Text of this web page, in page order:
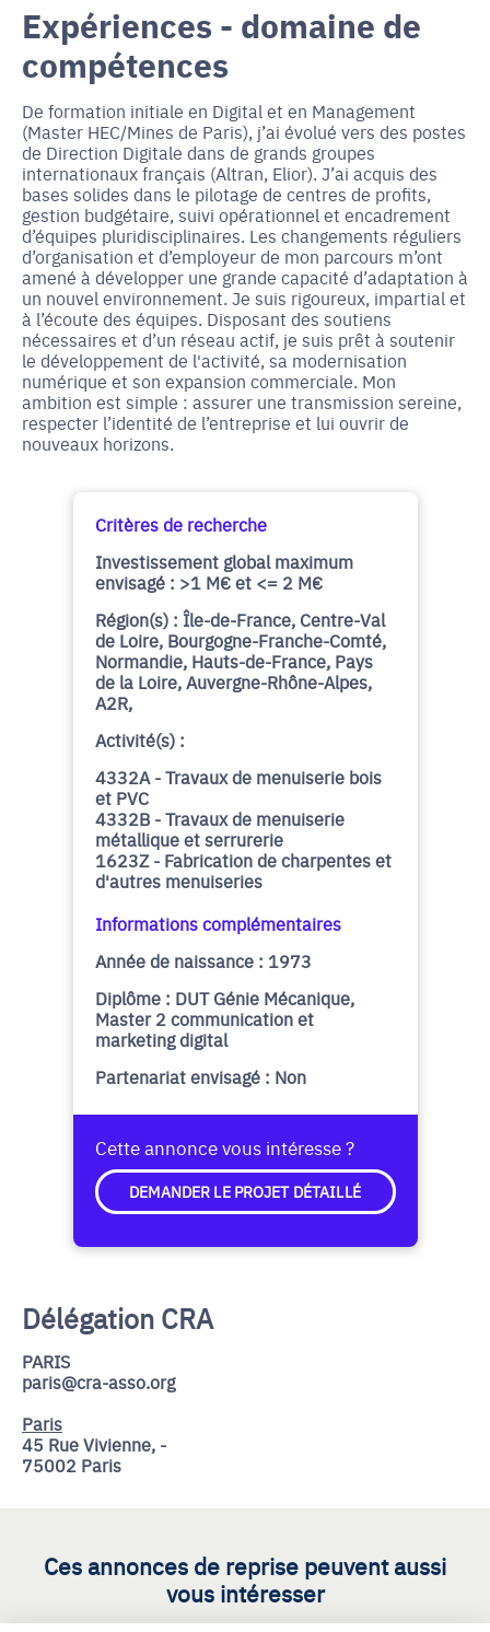
Expériences - domaine de
compétences
De formation initiale en Digital et en Management
(Master HEC/Mines de Paris), j’ai évolué vers des postes
de Direction Digitale dans de grands groupes
internationaux français (Altran, Elior). J’ai acquis des
bases solides dans le pilotage de centres de profits,
gestion budgétaire, suivi opérationnel et encadrement
d’équipes pluridisciplinaires. Les changements réguliers
d’organisation et d’employeur de mon parcours m’ont
amené à développer une grande capacité d’adaptation à
un nouvel environnement. Je suis rigoureux, impartial et
à l’écoute des équipes. Disposant des soutiens
nécessaires et d’un réseau actif, je suis prêt à soutenir
le développement de l'activité, sa modernisation
numérique et son expansion commerciale. Mon
ambition est simple : assurer une transmission sereine,
respecter l’identité de l’entreprise et lui ouvrir de
nouveaux horizons.
Critères de recherche
Investissement global maximum
envisagé : >1 M€ et <= 2 M€
Région(s) : Île-de-France, Centre-Val
de Loire, Bourgogne-Franche-Comté,
Normandie, Hauts-de-France, Pays
de la Loire, Auvergne-Rhône-Alpes,
A2R,
Activité(s) :
4332A - Travaux de menuiserie bois
et PVC
4332B - Travaux de menuiserie
métallique et serrurerie
1623Z - Fabrication de charpentes et
d'autres menuiseries
Informations complémentaires
Année de naissance : 1973
Diplôme : DUT Génie Mécanique,
Master 2 communication et
marketing digital
Partenariat envisagé : Non
Cette annonce vous intéresse ?
DEMANDER LE PROJET DÉTAILLÉ
Délégation CRA
PARIS
paris@cra-asso.org
Paris
45 Rue Vivienne, -
75002 Paris
Ces annonces de reprise peuvent aussi
vous intéresser